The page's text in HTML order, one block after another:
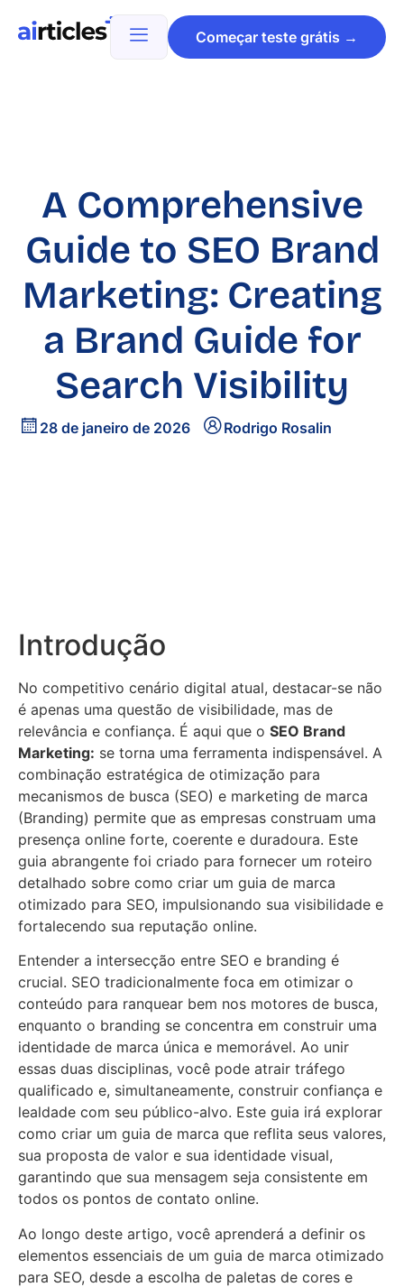
Começar teste grátis →
A Comprehensive
Guide to SEO Brand
Marketing: Creating
a Brand Guide for
Search Visibility
28 de janeiro de 2026 Rodrigo Rosalin
Introdução
No competitivo cenário digital atual, destacar-se não
é apenas uma questão de visibilidade, mas de
relevância e confiança. É aqui que o SEO Brand
Marketing: se torna uma ferramenta indispensável. A
combinação estratégica de otimização para
mecanismos de busca (SEO) e marketing de marca
(Branding) permite que as empresas construam uma
presença online forte, coerente e duradoura. Este
guia abrangente foi criado para fornecer um roteiro
detalhado sobre como criar um guia de marca
otimizado para SEO, impulsionando sua visibilidade e
fortalecendo sua reputação online.
Entender a intersecção entre SEO e branding é
crucial. SEO tradicionalmente foca em otimizar o
conteúdo para ranquear bem nos motores de busca,
enquanto o branding se concentra em construir uma
identidade de marca única e memorável. Ao unir
essas duas disciplinas, você pode atrair tráfego
qualificado e, simultaneamente, construir confiança e
lealdade com seu público-alvo. Este guia irá explorar
como criar um guia de marca que reflita seus valores,
sua proposta de valor e sua identidade visual,
garantindo que sua mensagem seja consistente em
todos os pontos de contato online.
Ao longo deste artigo, você aprenderá a definir os
elementos essenciais de um guia de marca otimizado
para SEO, desde a escolha de paletas de cores e